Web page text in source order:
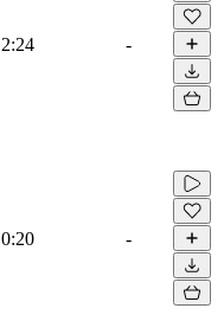
2:24 -
0:20 -